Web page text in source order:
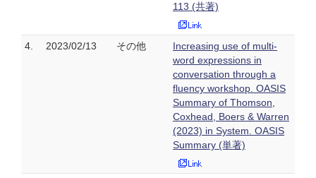
113 (共著)
4. 2023/02/13 その他
Increasing use of multi-
word expressions in
conversation through a
fluency workshop. OASIS
Summary of Thomson,
Coxhead, Boers & Warren
(2023) in System. OASIS
Summary (単著)